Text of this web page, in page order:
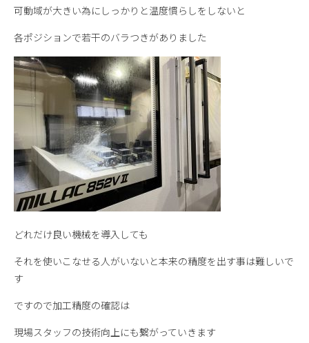
可動域が大きい為にしっかりと温度慣らしをしないと
各ポジションで若干のバラつきがありました
どれだけ良い機械を導入しても
それを使いこなせる人がいないと本来の精度を出す事は難しいで
す
ですので加工精度の確認は
現場スタッフの技術向上にも繋がっていきます